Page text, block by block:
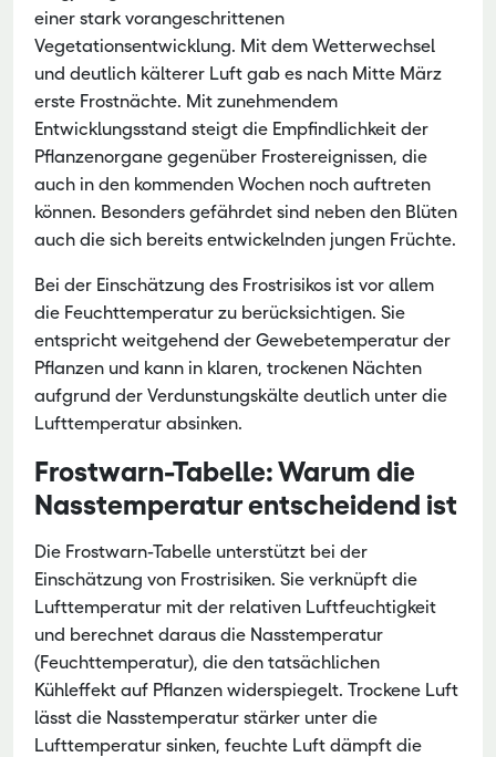
einer stark vorangeschrittenen
Vegetationsentwicklung. Mit dem Wetterwechsel
und deutlich kälterer Luft gab es nach Mitte März
erste Frostnächte. Mit zunehmendem
Entwicklungsstand steigt die Empfindlichkeit der
Pflanzenorgane gegenüber Frostereignissen, die
auch in den kommenden Wochen noch auftreten
können. Besonders gefährdet sind neben den Blüten
auch die sich bereits entwickelnden jungen Früchte.
Bei der Einschätzung des Frostrisikos ist vor allem
die Feuchttemperatur zu berücksichtigen. Sie
entspricht weitgehend der Gewebetemperatur der
Pflanzen und kann in klaren, trockenen Nächten
aufgrund der Verdunstungskälte deutlich unter die
Lufttemperatur absinken.
Frostwarn-Tabelle: Warum die
Nasstemperatur entscheidend ist
Die Frostwarn-Tabelle unterstützt bei der
Einschätzung von Frostrisiken. Sie verknüpft die
Lufttemperatur mit der relativen Luftfeuchtigkeit
und berechnet daraus die Nasstemperatur
(Feuchttemperatur), die den tatsächlichen
Kühleffekt auf Pflanzen widerspiegelt. Trockene Luft
lässt die Nasstemperatur stärker unter die
Lufttemperatur sinken, feuchte Luft dämpft die